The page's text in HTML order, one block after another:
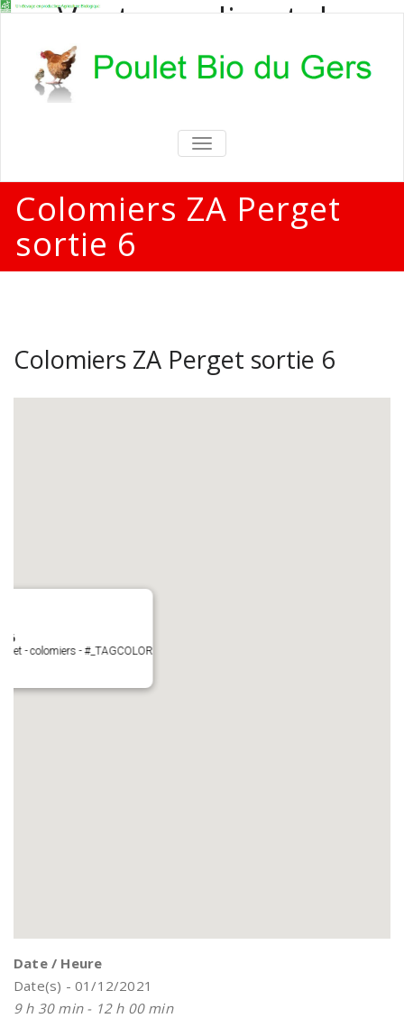
Vente en direct de
poulets bio
Vente en direct de poulets bio aux
particuliers et professionnels
TOGGLE
NAVIGATION
Colomiers ZA Perget
sortie 6
Colomiers ZA Perget sortie 6
- colomiers - #_TAGCOLOR
Date / Heure
Date(s) - 01/12/2021
9 h 30 min - 12 h 00 min